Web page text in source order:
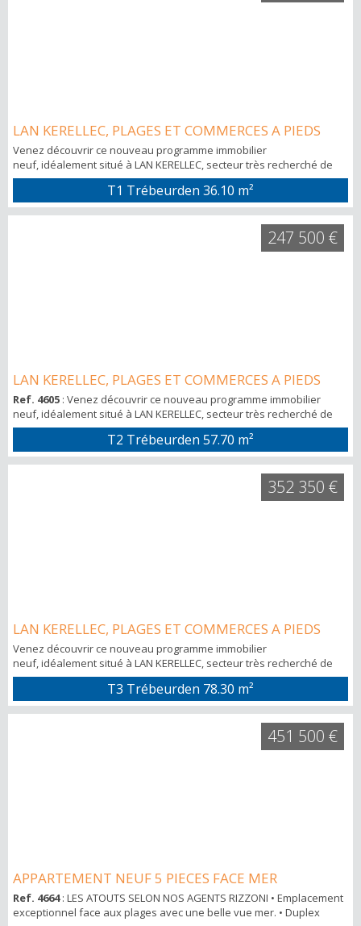
LAN KERELLEC, PLAGES ET COMMERCES A PIEDS
Venez découvrir ce nouveau programme immobilier
neuf, idéalement situé à LAN KERELLEC, secteur très recherché de
Trébeurden. Alliant confort et tranquillité à seulement quelques pas
des plages et des commerces, les agences RIZZONI vous proposent
d'acquérir ce T1, avec sa terrasse exposée plein SUD vous invitant
à profiter des moments de détente aux beaux jours. Avec...
T1 Trébeurden 36.10 m²
LAN KERELLEC, PLAGES ET COMMERCES A PIEDS
Ref. 4605 : Venez découvrir ce nouveau programme immobilier
neuf, idéalement situé à LAN KERELLEC, secteur très recherché de
Trébeurden. Alliant confort et tranquillité à seulement quelques pas
des plages et des commerces, les agences RIZZONI vous proposent
d'acquérir ce T2, avec sa terrasse exposée plein SUD vous invitant
à profiter des moments de détente aux beaux jours. ...
T2 Trébeurden 57.70 m²
247 500 €
LAN KERELLEC, PLAGES ET COMMERCES A PIEDS
Venez découvrir ce nouveau programme immobilier
neuf, idéalement situé à LAN KERELLEC, secteur très recherché de
Trébeurden. Alliant confort et tranquillité à seulement quelques pas
des plages et des commerces, les agences RIZZONI vous proposent
d'acquérir ce T3, avec sa terrasse et son jardin privatif exposés
plein SUD vous invitant à profiter des moments de dé...
T3 Trébeurden 78.30 m²
352 350 €
APPARTEMENT NEUF 5 PIECES FACE MER
Ref. 4664: LES ATOUTS SELON NOS AGENTS RIZZONI • Emplacement
exceptionnel face aux plages avec une belle vue mer. • Duplex
451 500 €